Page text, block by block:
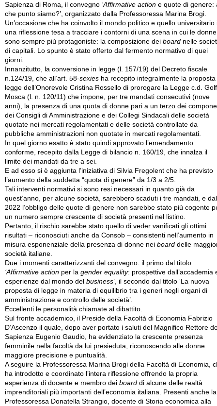
Sapienza di Roma, il convegno ‘Affirmative action e quote di genere:
che punto siamo?’, organizzato dalla Professoressa Marina Brogi.
Un’occasione che ha coinvolto il mondo politico e quello universitario
una riflessione tesa a tracciare i contorni di una scena in cui le donne
sono sempre più protagoniste: la composizione dei board nelle
di capitali. Lo spunto è stato offerto dal fermento normativo di quei
giorni.
Innanzitutto, la conversione in legge (l. 157/19) del Decreto fiscale
n.124/19, che all’art. 58-sexies ha recepito integralmente la proposta
legge dell’Onorevole Cristina Rossello di prorogare la Legge c.d.
Mosca (l. n. 120/11) che impone, per tre mandati consecutivi (nove
anni), la presenza di una quota di donne pari a un terzo dei
dei Consigli di Amministrazione e dei Collegi Sindacali delle società
quotate nei mercati regolamentati e delle società controllate da
pubbliche amministrazioni non quotate in mercati regolamentati.
In quel giorno esatto è stato quindi approvato l’emendamento
conforme, recepito dalla Legge di bilancio n. 160/19, che innalza il
limite dei mandati da tre a sei.
E ad esso si è aggiunta l’iniziativa di Silvia Fregolent che ha previsto
l’aumento della suddetta “quota di genere” da 1/3 a 2/5.
Tali interventi normativi si sono resi necessari in quanto già da
quest’anno, per alcune società, sarebbero scaduti i tre mandati, e dal
2022 l’obbligo delle quote di genere non sarebbe stato più cogente
un numero sempre crescente di società presenti nel listino.
Pertanto, il rischio sarebbe stato quello di veder vanificati gli ottimi
risultati – riconosciuti anche da Consob – consistenti nell’aumento in
misura esponenziale della presenza di donne nei board delle
società italiane.
Due i momenti caratterizzanti del convegno: il primo dal titolo
‘Affirmative action per la gender equality: prospettive dall’accademia
esperienze dal mondo del business’, il secondo dal titolo ‘La nuova
proposta di legge in materia di equilibrio tra i generi negli organi di
amministrazione e controllo delle società’.
Eccellenti le personalità chiamate al dibattito.
Sul fronte accademico, il Preside della Facoltà di Economia Fabrizio
D’Ascenzo il quale, dopo aver portato i saluti del Magnifico Rettore
Sapienza Eugenio Gaudio, ha evidenziato la crescente presenza
femminile nella facoltà da lui presieduta, riconoscendo alle donne
maggiore precisione e puntualità.
A seguire la Professoressa Marina Brogi della Facoltà di Economia,
ha introdotto e coordinato l’intera riflessione offrendo la propria
esperienza di docente e membro dei board di alcune delle realtà
imprenditoriali più importanti dell’economia italiana. Presenti anche la
Professoressa Donatella Strangio, docente di Storia economica alla